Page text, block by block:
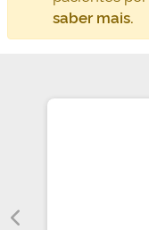
saber mais.